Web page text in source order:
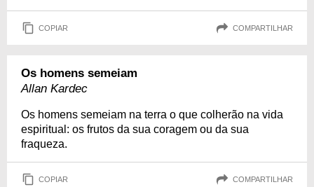
COPIAR COMPARTILHAR
Os homens semeiam
Allan Kardec
Os homens semeiam na terra o que colherão na vida
espiritual: os frutos da sua coragem ou da sua
fraqueza.
COPIAR COMPARTILHAR